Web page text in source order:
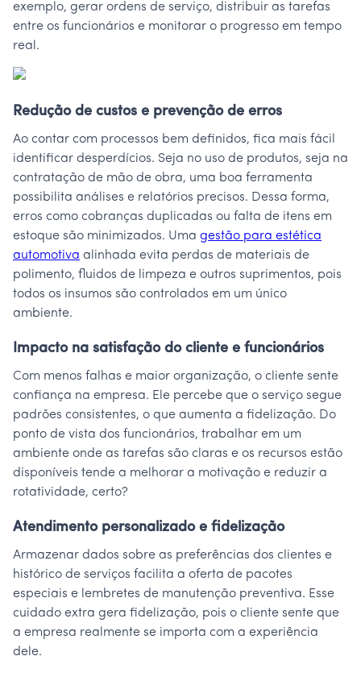
exemplo, gerar ordens de serviço, distribuir as tarefas
entre os funcionários e monitorar o progresso em tempo
real.
Redução de custos e prevenção de erros
Ao contar com processos bem definidos, fica mais fácil
identificar desperdícios. Seja no uso de produtos, seja na
contratação de mão de obra, uma boa ferramenta
possibilita análises e relatórios precisos. Dessa forma,
erros como cobranças duplicadas ou falta de itens em
estoque são minimizados. Uma gestão para estética
automotiva alinhada evita perdas de materiais de
polimento, fluidos de limpeza e outros suprimentos, pois
todos os insumos são controlados em um único
ambiente.
Impacto na satisfação do cliente e funcionários
Com menos falhas e maior organização, o cliente sente
confiança na empresa. Ele percebe que o serviço segue
padrões consistentes, o que aumenta a fidelização. Do
ponto de vista dos funcionários, trabalhar em um
ambiente onde as tarefas são claras e os recursos estão
disponíveis tende a melhorar a motivação e reduzir a
rotatividade, certo?
Atendimento personalizado e fidelização
Armazenar dados sobre as preferências dos clientes e
histórico de serviços facilita a oferta de pacotes
especiais e lembretes de manutenção preventiva. Esse
cuidado extra gera fidelização, pois o cliente sente que
a empresa realmente se importa com a experiência
dele.